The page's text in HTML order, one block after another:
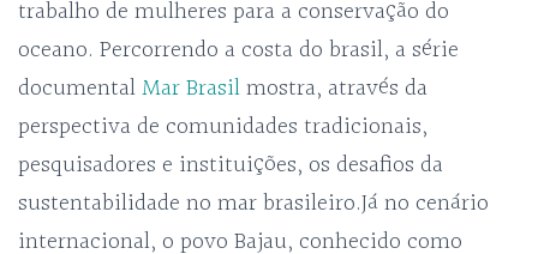
trabalho de mulheres para a conservação do
oceano. Percorrendo a costa do brasil, a série
documentalMar Brasilmostra, através da
perspectiva de comunidades tradicionais,
pesquisadores e instituições, os desafios da
sustentabilidade no mar brasileiro.Já no cenário
internacional, o povo Bajau, conhecido como